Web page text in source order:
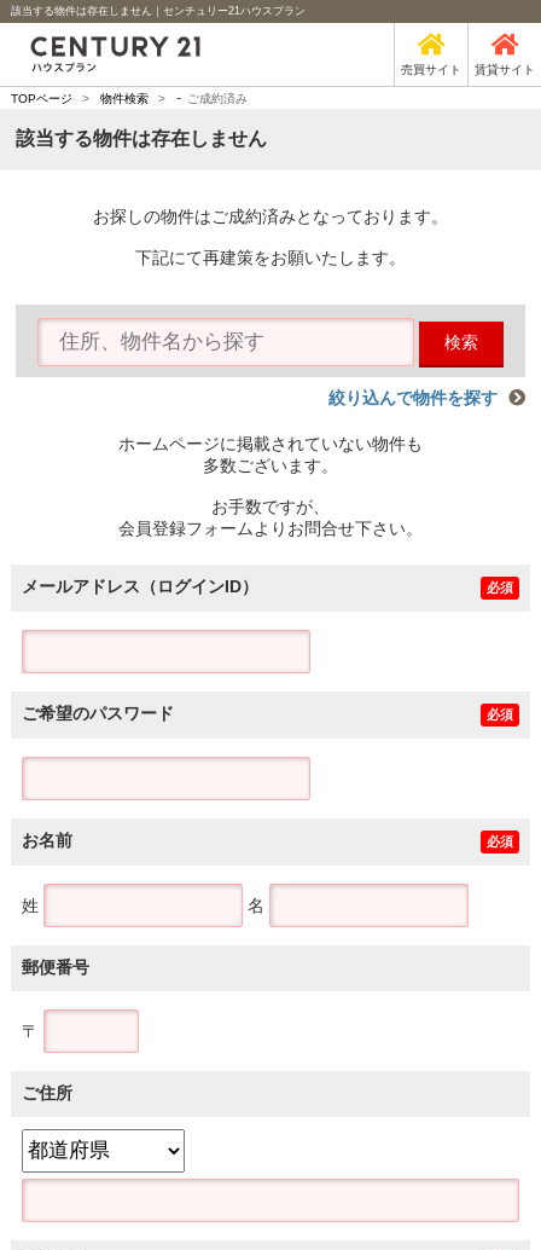
該当する物件は存在しません｜センチュリー21ハウスプラン
売買サイト 賃貸サイト
TOPページ > 物件検索 > - ご成約済み
該当する物件は存在しません
お探しの物件はご成約済みとなっております。
下記にて再建策をお願いたします。
検索
絞り込んで物件を探す
ホームページに掲載されていない物件も
多数ございます。
お手数ですが、
会員登録フォームよりお問合せ下さい。
メールアドレス（ログインID） 必須
ご希望のパスワード 必須
お名前 必須
姓 名
郵便番号
〒
ご住所